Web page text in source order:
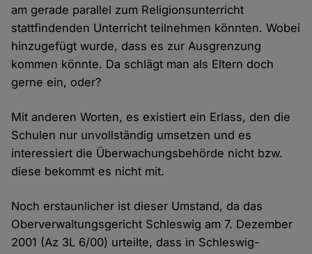
am gerade parallel zum Religionsunterricht
stattfindenden Unterricht teilnehmen könnten. Wobei
hinzugefügt wurde, dass es zur Ausgrenzung
kommen könnte. Da schlägt man als Eltern doch
gerne ein, oder?
Mit anderen Worten, es existiert ein Erlass, den die
Schulen nur unvollständig umsetzen und es
interessiert die Überwachungsbehörde nicht bzw.
diese bekommt es nicht mit.
Noch erstaunlicher ist dieser Umstand, da das
Oberverwaltungsgericht Schleswig am 7. Dezember
2001 (Az 3L 6/00) urteilte, dass in Schleswig-